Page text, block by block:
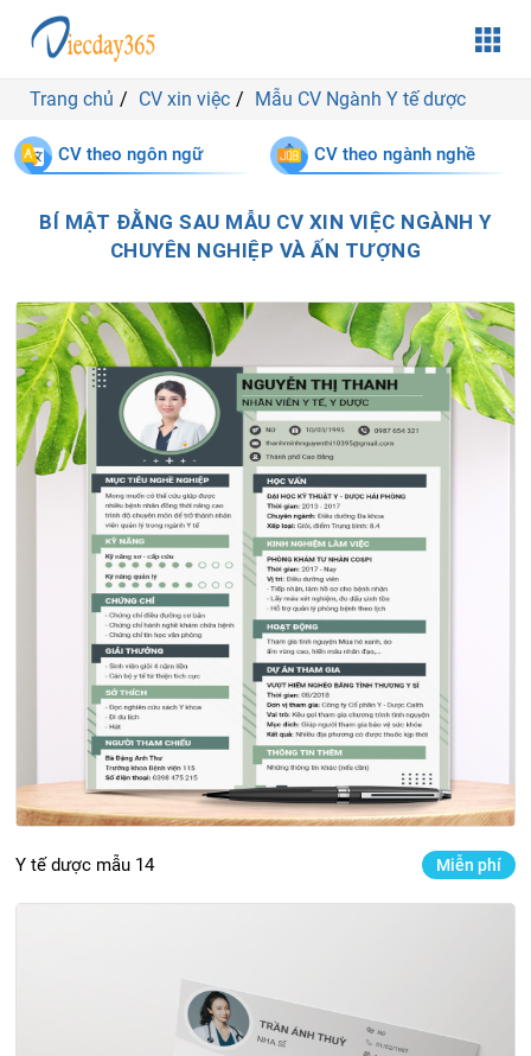
Trang chủ CV xin việc Mẫu CV Ngành Y tế dược
CV theo ngôn ngữ CV theo ngành nghề
BÍ MẬT ĐẰNG SAU MẪU CV XIN VIỆC NGÀNH Y
CHUYÊN NGHIỆP VÀ ẤN TƯỢNG
Y tế dược mẫu 14 Miễn phí